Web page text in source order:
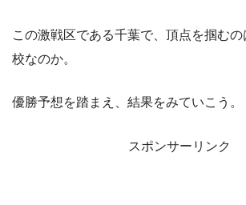
この激戦区である千葉で、頂点を掴む
校なのか。
優勝予想を踏まえ、結果をみていこう。
スポンサーリンク